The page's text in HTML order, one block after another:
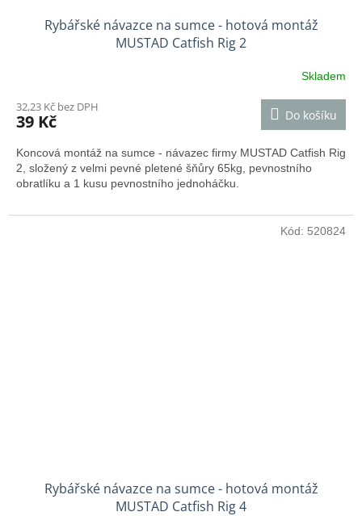
Rybářské návazce na sumce - hotová montáž
MUSTAD Catfish Rig 2
Skladem
32,23 Kč bez DPH
39 Kč Do košíku
Koncová montáž na sumce - návazec firmy MUSTAD Catfish Rig
2, složený z velmi pevné pletené šňůry 65kg, pevnostního
obratlíku a 1 kusu pevnostního jednoháčku.
Rybářské návazce na sumce - hotová montáž
MUSTAD Catfish Rig 4
Kód: 520824